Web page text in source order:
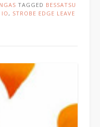
TAGGED BESSATSU
IO , STROBE EDGE LEAVE